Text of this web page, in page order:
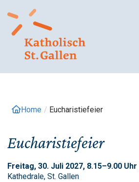
zum
Inhalt
Home / Eucharistiefeier
Eucharistiefeier
Freitag, 30. Juli 2027, 8.15–9.00 Uhr |
Kathedrale, St. Gallen